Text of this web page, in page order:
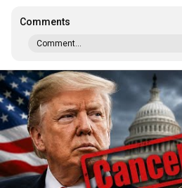
Comments
Comment...